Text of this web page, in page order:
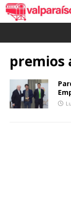
premios